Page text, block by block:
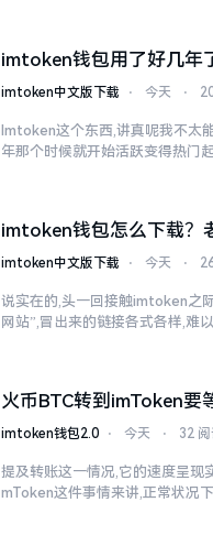
imtoken钱包用了好几年
imtoken中文版下载 ⋅ 今天 ⋅
Imtoken这个东西,讲真呢我不太
年那个时候就开始活跃变得热门
imtoken钱包怎么下载？
imtoken中文版下载 ⋅ 今天 ⋅
说实在的,头一回接触imtoken之
网站”,冒出来的链接各式各样,难
火币BTC转到imToken要
imtoken钱包2.0 ⋅ 今天 ⋅ 32
提及转账这一情况,它的速度呈现
mToken这件事情来讲,正常状况